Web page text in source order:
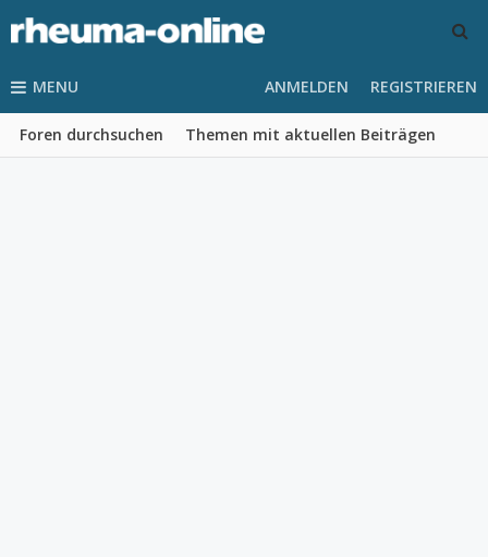
MENU
Foren durchsuchen Themen mit aktuellen Beiträgen
ANMELDEN REGISTRIEREN